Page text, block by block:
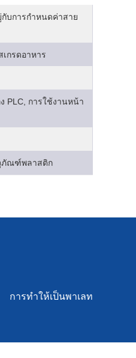
บการกำหนดค่าสาย
เกรดอาหาร
PLC, การใช้งานหน้า
ภัณฑ์พลาสติก
การทำให้เป็นพาเลท